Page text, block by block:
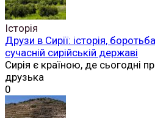
Історія
Друзи в Сирії: історія,
сучасній сирійській державі
Сирія є країною, де сьогодні
друзька
0